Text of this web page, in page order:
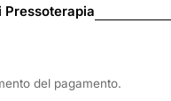
Pressoterapia
del pagamento.